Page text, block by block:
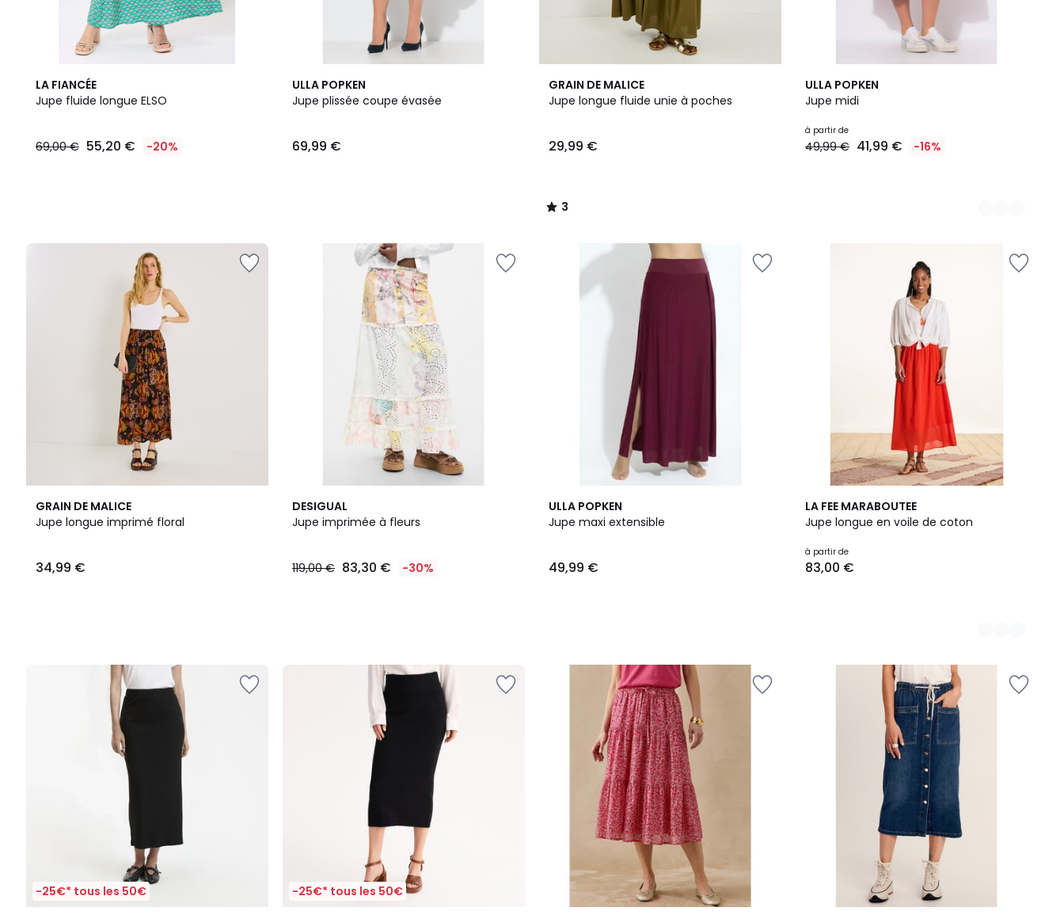
LA FIANCÉE
Jupe fluide longue ELSO
69,00 € 55,20 € -20%
ULLA POPKEN
Jupe plissée coupe évasée
69,99 €
GRAIN DE MALICE
Jupe longue fluide unie à poches
29,99 €
3
/
3
/
ULLA POPKEN
Jupe midi
à partir de
49,99 € 41,99 € -16%
2
Couleurs
GRAIN DE MALICE
Jupe longue imprimé floral
34,99 €
DESIGUAL
Jupe imprimée à fleurs
119,00 € 83,30 € -30%
ULLA POPKEN
Jupe maxi extensible
49,99 €
LA FEE MARABOUTEE
Jupe longue en voile de coton
à partir de
83,00 €
3
Couleurs
-25€* tous les 50€ -25€* tous les 50€